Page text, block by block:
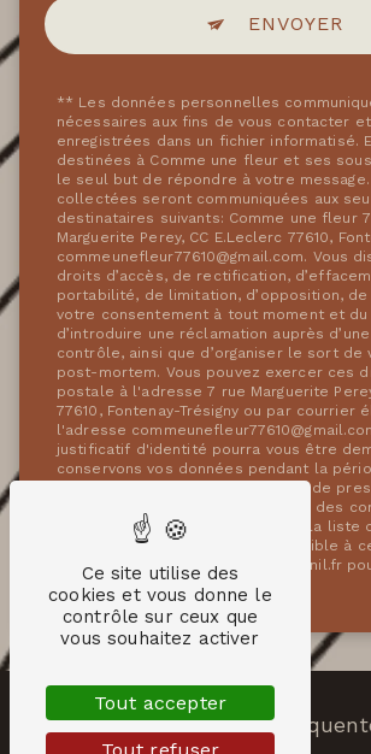
ENVOYER
** Les données personnelles
nécessaires aux fins de vous contacter
enregistrées dans un fichier informatisé.
destinées à Comme une fleur et ses
le seul but de répondre à votre
collectées seront communiquées aux
destinataires suivants: Comme une fleur
Marguerite Perey, CC E.Leclerc 77610,
commeunefleur77610@gmail.com. Vous
droits d’accès, de rectification,
portabilité, de limitation, d’opposition,
votre consentement à tout moment et
d’introduire une réclamation auprès
contrôle, ainsi que d’organiser le sort de
post-mortem. Vous pouvez exercer ces
postale à l'adresse 7 rue Marguerite
77610, Fontenay-Trésigny ou par courrier
l'adresse
justificatif d'identité pourra vous être
conservons vos données pendant la
de contact puis pendant la durée de
aux fins probatoires et de gestion des
avez le droit de vous inscrire sur la liste
démarchage téléphonique, disponible à
Bloctel.gouv.fr . Consultez le site cnil.fr
d’informations sur vos droits.
Recherches
Ce site utilise des
cookies et vous donne le
contrôle sur ceux que
vous souhaitez activer
Tout accepter